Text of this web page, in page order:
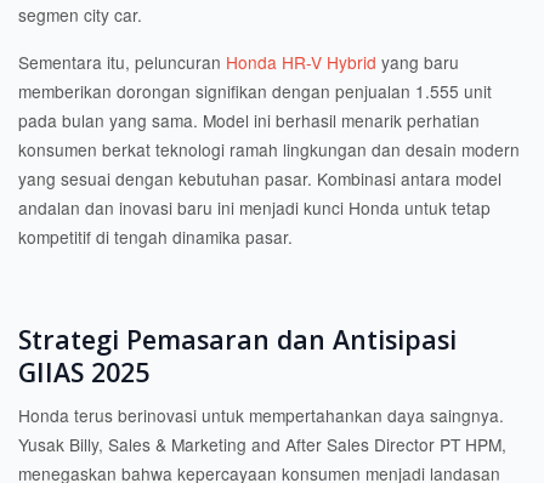
segmen city car.
Sementara itu, peluncuran Honda HR-V Hybrid yang baru
memberikan dorongan signifikan dengan penjualan 1.555 unit
pada bulan yang sama. Model ini berhasil menarik perhatian
konsumen berkat teknologi ramah lingkungan dan desain modern
yang sesuai dengan kebutuhan pasar. Kombinasi antara model
andalan dan inovasi baru ini menjadi kunci Honda untuk tetap
kompetitif di tengah dinamika pasar.
Strategi Pemasaran dan Antisipasi
GIIAS 2025
Honda terus berinovasi untuk mempertahankan daya saingnya.
Yusak Billy, Sales & Marketing and After Sales Director PT HPM,
menegaskan bahwa kepercayaan konsumen menjadi landasan